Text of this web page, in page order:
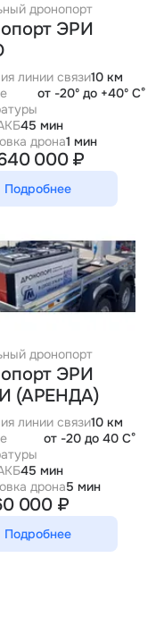
дронопорт
ЭРИ
линии связи10 км
от -20º до +40º С°
45 мин
дрона1 мин
000 ₽
Подробнее
дронопорт
ЭРИ
(АРЕНДА)
линии связи10 км
от -20 до 40 С°
45 мин
дрона5 мин
000 ₽
Подробнее